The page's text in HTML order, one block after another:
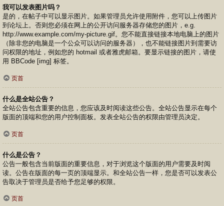
我可以发表图片吗？
是的，在帖子中可以显示图片。如果管理员允许使用附件，您可以上传图片
到论坛上。否则您必须在网上的公开访问服务器存储您的图片，e.g.
http://www.example.com/my-picture.gif。您不能直接链接本地电脑上的图片
（除非您的电脑是一个公众可以访问的服务器），也不能链接图片到需要访
问权限的地址，例如您的 hotmail 或者雅虎邮箱。要显示链接的图片，请使
用 BBCode [img] 标签。
页首
什么是全站公告？
全站公告包含重要的信息，您应该及时阅读这些公告。全站公告显示在每个
版面的顶端和您的用户控制面板。发表全站公告的权限由管理员决定。
页首
什么是公告？
公告一般包含当前版面的重要信息，对于浏览这个版面的用户需要及时阅
读。公告在版面的每一页的顶端显示。和全站公告一样，您是否可以发表公
告取决于管理员是否给予您足够的权限。
页首